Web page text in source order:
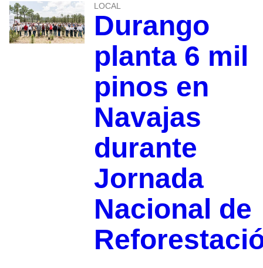
LOCAL
Durango
planta 6 mil
pinos en
Navajas
durante
Jornada
Nacional de